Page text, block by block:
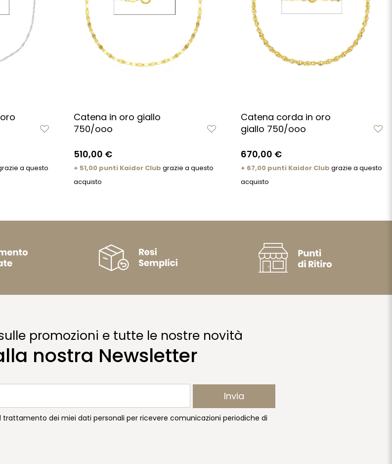
a questo
Catena in oro giallo
750/ooo
510,00 €
+ 51,00 punti Kaidor Club grazie a questo
acquisto
Catena corda in oro
giallo 750/ooo
670,00 €
+ 67,00 punti Kaidor Club grazie a questo
acquisto
promozioni e tutte le nostre novità
nostra Newsletter
Invia
trattamento dei miei dati personali per ricevere comunicazioni periodiche di